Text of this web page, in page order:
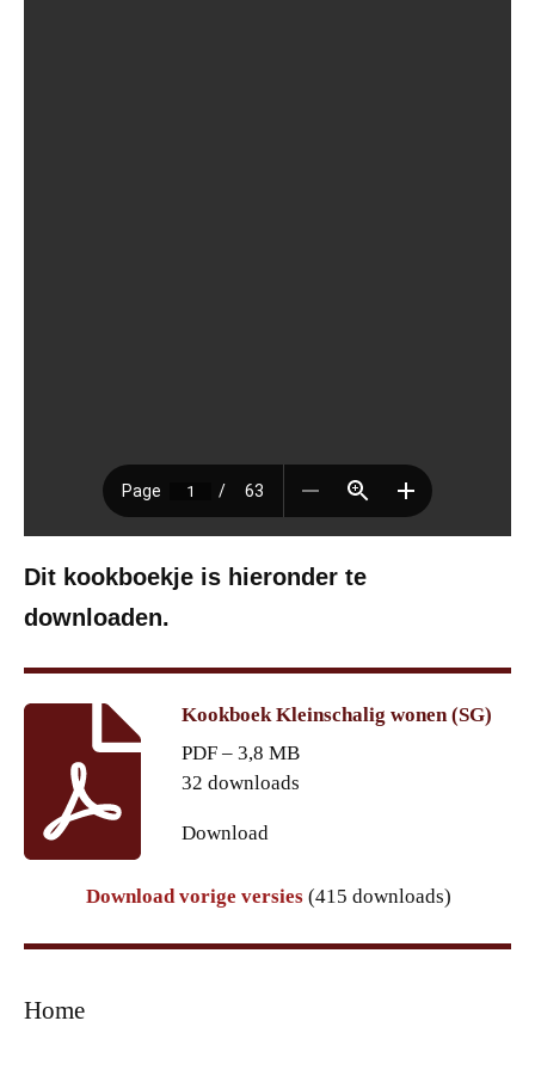
Dit kookboekje is hieronder te
downloaden.
Kookboek Kleinschalig wonen (SG)
PDF – 3,8 MB
32 downloads
Download
Download vorige versies (415 downloads)
Home